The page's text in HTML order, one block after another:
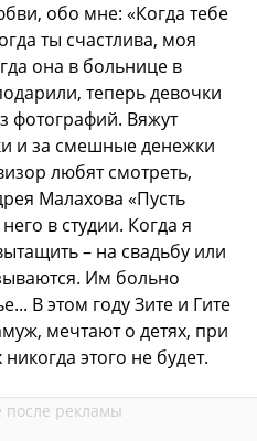
обо мне: «Когда тебе
ты счастлива, моя
она в больнице в
теперь девочки
фотографий. Вяжут
и за смешные денежки
любят смотреть,
Малахова «Пусть
в студии. Когда я
– на свадьбу или
Им больно
В этом году Зите и Гите
мечтают о детях, при
этого не будет.